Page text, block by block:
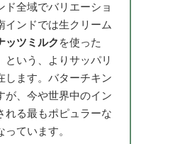
ド全域でバリエーショ
インドでは生クリーム
ッツミルク を使った
という、よりサッパリ
します。バターチキン
が、今や世界中のイン
れる最もポピュラーな
ています。